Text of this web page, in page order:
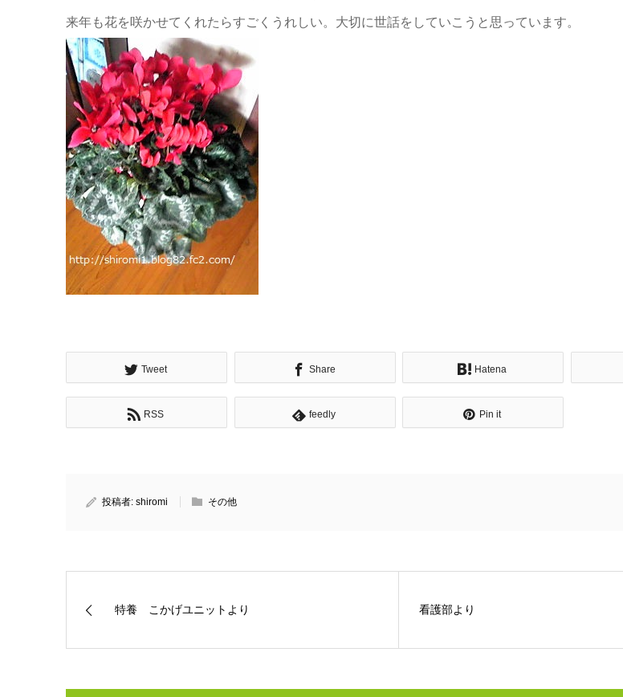
来年も花を咲かせてくれたらすごくうれしい。大切に世話をしていこうと思っています。
Tweet Share Hatena
RSS feedly Pin it
投稿者: shiromi その他
特養 こかげユニットより 看護部より